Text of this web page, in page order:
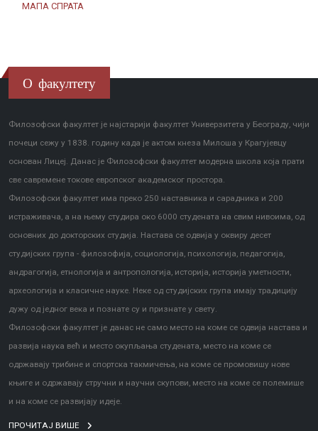
МАПА СПРАТА
О факултету
Филозофски факултет је најстарији факултет Универзитета у Београду, чији
почеци сежу у 1838. годину када је актом кнеза Милоша у Крагујевцу
основан Лицеј. Данас је Филозофски факултет модерна школа која прати
све савремене токове европског академског простора.
Филозофски факултет има преко 250 наставника и сарадника и 200
истраживача, а на њему студира око 6000 студената на свим нивоима, од
основних до докторских студија. Настава се одвија у оквиру десет
студијских група - филозофија, социологија, психологија, педагогија,
андрагогија, етнологија и антропологија, историја, историја уметности,
археологија и класичне науке. Неке од студијских група имају традицију
дужу од једног века и познате су и признате у свету.
Филозофски факултет је данас не само место на коме се одвија настава и
развија наука већ и место окупљања студената, место на коме се
одржавају трибине и спортска такмичења, на коме се промовишу нове
књиге и одржавају стручни и научни скупови, место на коме се полемише
и на коме се развијају идеје.
ПРОЧИТАЈ ВИШЕ